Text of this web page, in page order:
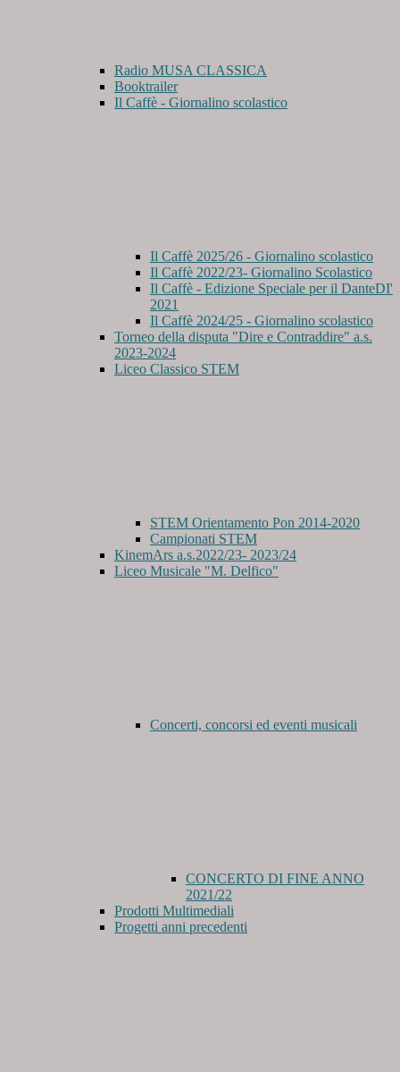
Radio MUSA CLASSICA
Booktrailer
Il Caffè - Giornalino scolastico
Il Caffè 2025/26 - Giornalino scolastico
Il Caffè 2022/23- Giornalino Scolastico
Il Caffè - Edizione Speciale per il DanteDI'
2021
Il Caffè 2024/25 - Giornalino scolastico
Torneo della disputa "Dire e Contraddire" a.s.
2023-2024
Liceo Classico STEM
STEM Orientamento Pon 2014-2020
Campionati STEM
KinemArs a.s.2022/23- 2023/24
Liceo Musicale "M. Delfico"
Concerti, concorsi ed eventi musicali
CONCERTO DI FINE ANNO
2021/22
Prodotti Multimediali
Progetti anni precedenti